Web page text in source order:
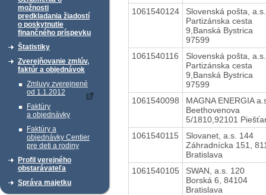
možnosti
predkladania žiadostí
o poskytnutie
finančného príspevku
Štatistiky
Zverejňovanie zmlúv,
faktúr a objednávok
Zmluvy zverejnené
od 1.1.2012
Faktúry
a objednávky
Faktúry a
objednávky Centier
pre deti a rodiny
Profil verejného
obstarávateľa
Správa majetku
1061540124
Slovenská pošta, a.s.
Partizánska cesta
9,Banská Bystrica
97599
1061540116
Slovenská pošta, a.s.
Partizánska cesta
9,Banská Bystrica
97599
1061540098
MAGNA ENERGIA
Beethovenova
5/1810,92101
1061540115
Slovanet, a.s. 144
Záhradnícka 151,
Bratislava
1061540105
SWAN, a.s. 120
Borská 6, 84104
Bratislava